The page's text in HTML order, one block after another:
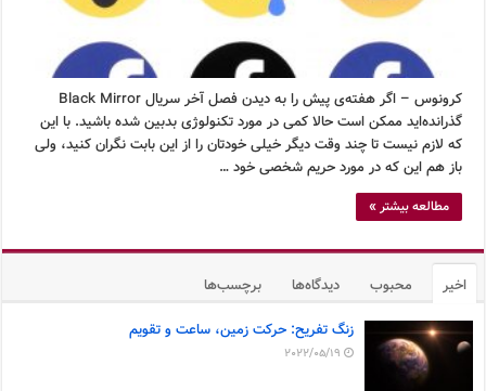
کرونوس – اگر هفته‌ی پیش را به دیدن فصل آخر سریال Black Mirror
گذرانده‌اید ممکن است حالا کمی در مورد تکنولوژی بدبین شده باشید. با این
که لازم نیست تا چند وقت دیگر خیلی خودتان را از این بابت نگران کنید، ولی
باز هم این که در مورد حریم شخصی خود …
مطالعه بیشتر »
اخیر محبوب دیدگاه‌ها برچسب‌ها
زنگ تفریح: حرکت زمین، ساعت و تقویم
2022/05/19